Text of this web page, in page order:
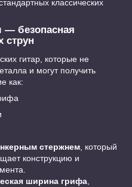
классических
— безопасная
струн
гитар, которые не
и могут получить
как:
стержнем, который
конструкцию и
ширина грифа,